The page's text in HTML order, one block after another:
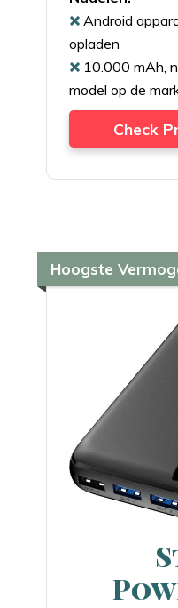
Android
opladen
10.000 mAh,
model op de
Check
Hoogste